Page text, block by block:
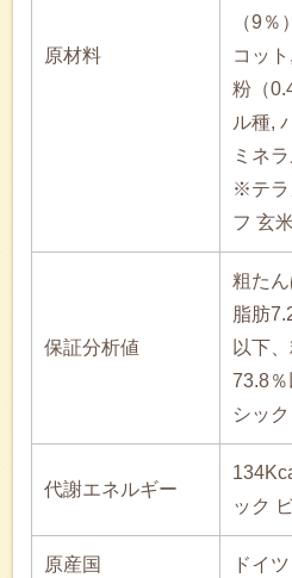
原材料
（9％
コッ
粉（
ル種,
ミネ
※テラ
フ 玄
保証分析値
粗た
脂肪
以下
73.8
シッ
代謝エネルギー
ック
原産国 ドイツ